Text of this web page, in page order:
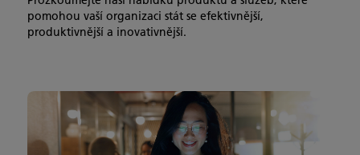
pomohou vaší organizaci stát se efektivnější,
produktivnější a inovativnější.